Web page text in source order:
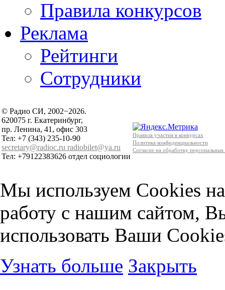
Правила конкурсов
Реклама
Рейтинги
Сотрудники
© Радио СИ, 2002−2026.
620075 г. Екатеринбург,
пр. Ленина, 41, офис 303
Тел: +7 (343) 235-10-90
secretary@radioc.ru radiobilet@ya.ru
Тел: +79122383626 отдел социологии
Правила участия в конкурсах
Политика конфиденциальности
Согласие на обработку
Мы используем Cookies
работу с нашим сайтом,
использовать Ваши
Узнать больше Закрыть